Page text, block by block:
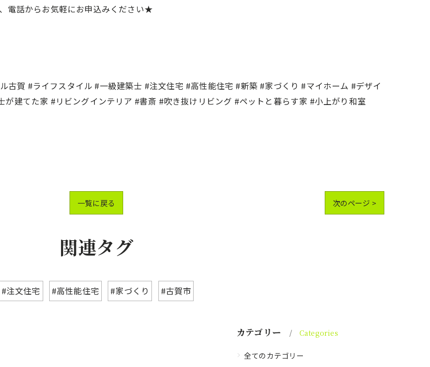
電話からお気軽にお申込みください★
古賀 #ライフスタイル #一級建築士 #注文住宅 #高性能住宅 #新築 #家づくり #マイホーム #デザイ
建てた家 #リビングインテリア #書斎 #吹き抜けリビング #ペットと暮らす家 #小上がり和室
一覧に戻る 次のページ >
関連タグ
#注文住宅 #高性能住宅 #家づくり #古賀市
カテゴリー Categories
全てのカテゴリー